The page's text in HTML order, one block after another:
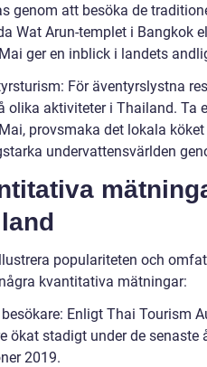
genom att besöka de
Wat Arun-templet i Bangkok
ger en inblick i landets
För äventyrslystna
olika aktiviteter i Thailand. Ta
provsmaka det lokala
undervattensvärlden
populariteten och
kvantitativa mätningar:
Enligt Thai Tourism
ökat stadigt under de
2019.